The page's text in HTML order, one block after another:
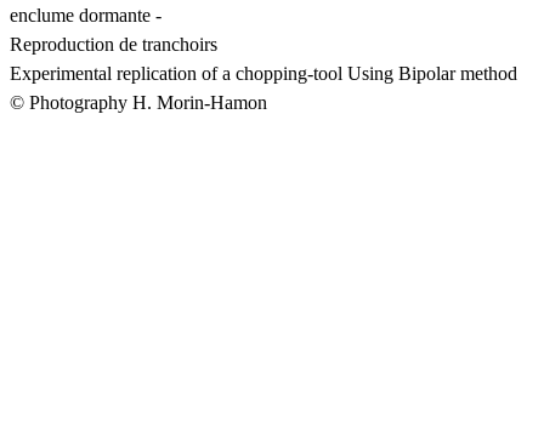
enclume dormante -
Reproduction de tranchoirs
Experimental replication of a chopping-tool Using Bipolar method
© Photography H. Morin-Hamon